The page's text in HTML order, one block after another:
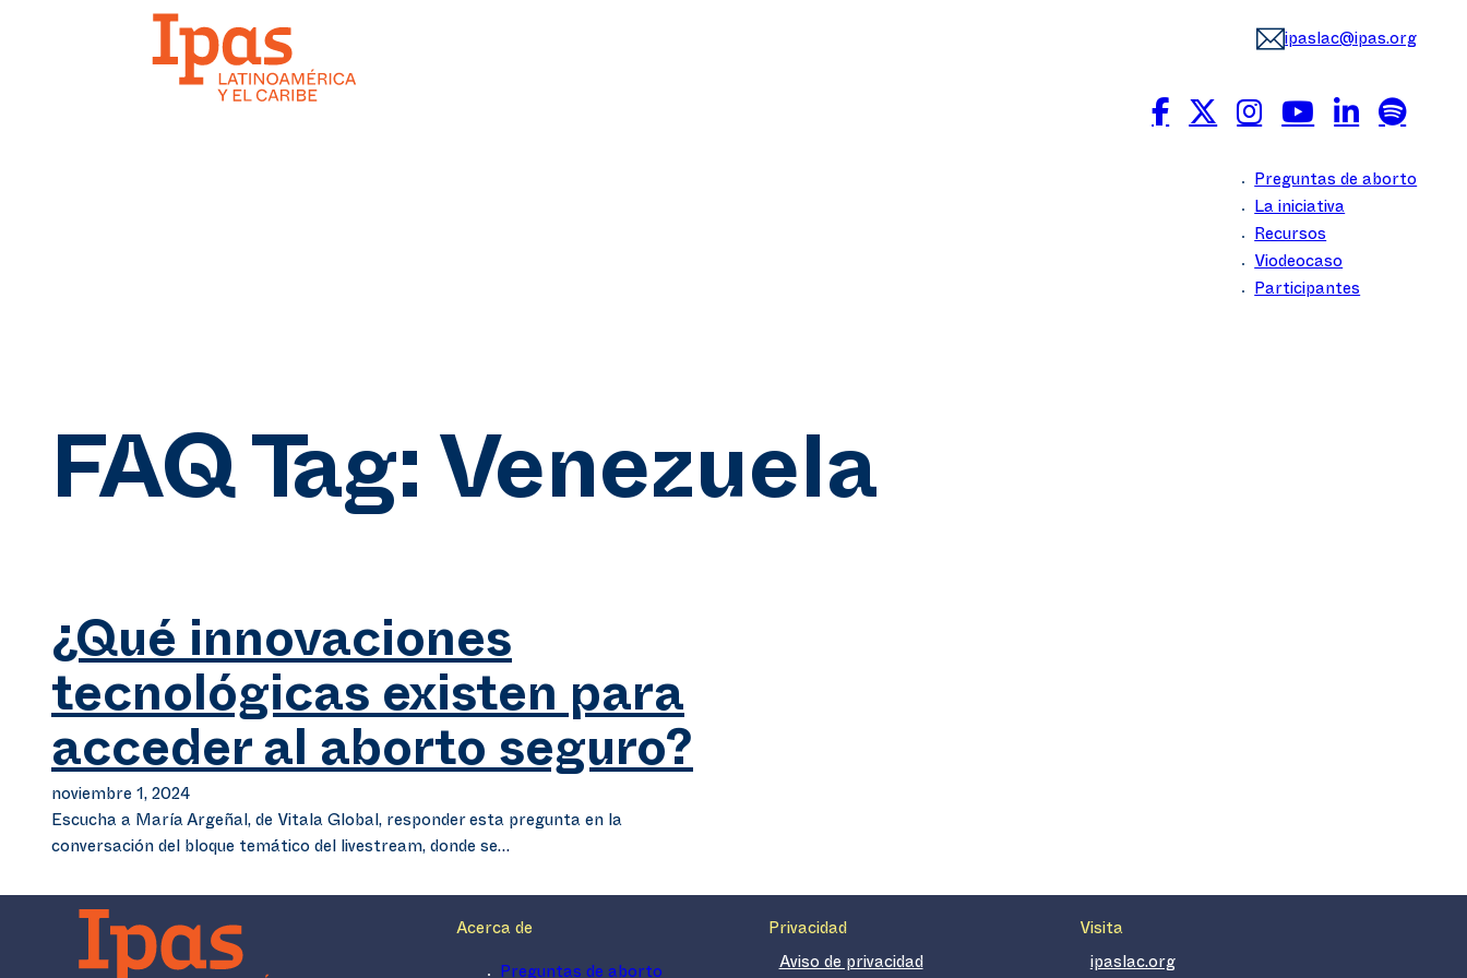
ipaslac@ipas.org
Preguntas de aborto
La iniciativa
Recursos
Viodeocaso
Participantes
FAQ Tag: Venezuela
¿Qué innovaciones
tecnológicas existen para
acceder al aborto seguro?
noviembre 1, 2024
Escucha a María Argeñal, de Vitala Global, responder esta pregunta en la
conversación del bloque temático del livestream, donde se…
Acerca de
Preguntas de aborto
Privacidad
Aviso de privacidad
Visita
ipaslac.org